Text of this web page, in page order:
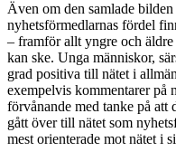
Även om den samlade
nyhetsförmedlarnas fördel
– framför allt yngre och
kan ske. Unga människor,
grad positiva till nätet i
exempelvis kommentarer på
förvånande med tanke på att
gått över till nätet som
mest orienterade mot nätet i